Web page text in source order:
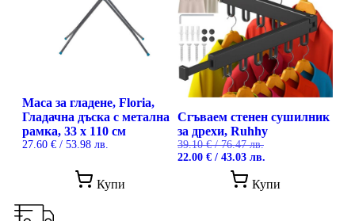
may
be
chosen
on
the
product
page
Маса за гладене, Floria,
Гладачна дъска с метална
рамка, 33 x 110 см
27.60 € / 53.98 лв.
Купи
Сгъваем стенен сушилник
за дрехи, Ruhhy
39.10€/ 76.47 лв.
Original
22.00 € / 43.03 лв.
е:
Купи